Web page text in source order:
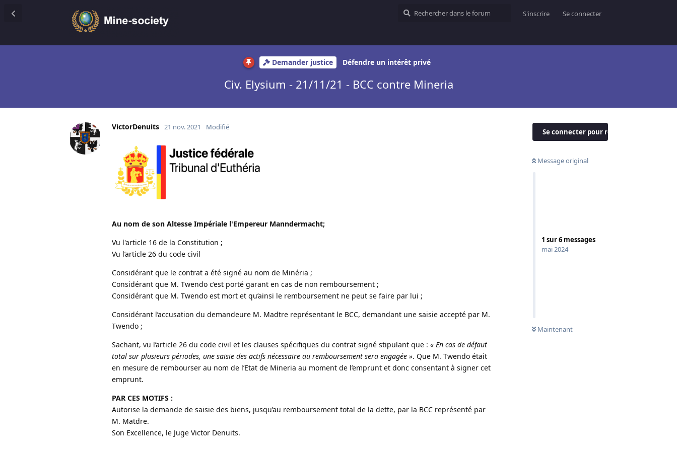
S'inscrire Se connecter
Demander justice Défendre un intérêt privé
Civ. Elysium - 21/11/21 - BCC contre Mineria
Se connecter pour répondre
Message original
1 sur6 messages
mai 2024
Maintenant
VictorDenuits 21 nov. 2021 Modifié
Au nom de son Altesse Impériale l'Empereur Manndermacht;
Vu l'article 16 de la Constitution ;
Vu l’article 26 du code civil
Considérant que le contrat a été signé au nom de Minéria ;
Considérant que M. Twendo c’est porté garant en cas de non remboursement ;
Considérant que M. Twendo est mort et qu’ainsi le remboursement ne peut se faire par lui ;
Considérant l’accusation du demandeure M. Madtre représentant le BCC, demandant une saisie accepté par M.
Twendo ;
Sachant, vu l’article 26 du code civil et les clauses spécifiques du contrat signé stipulant que : « En cas de défaut
total sur plusieurs périodes, une saisie des actifs nécessaire au remboursement sera engagée ». Que M. Twendo était
en mesure de rembourser au nom de l’Etat de Mineria au moment de l’emprunt et donc consentant à signer cet
emprunt.
PAR CES MOTIFS :
Autorise la demande de saisie des biens, jusqu’au remboursement total de la dette, par la BCC représenté par
M. Matdre.
Son Excellence, le Juge Victor Denuits.